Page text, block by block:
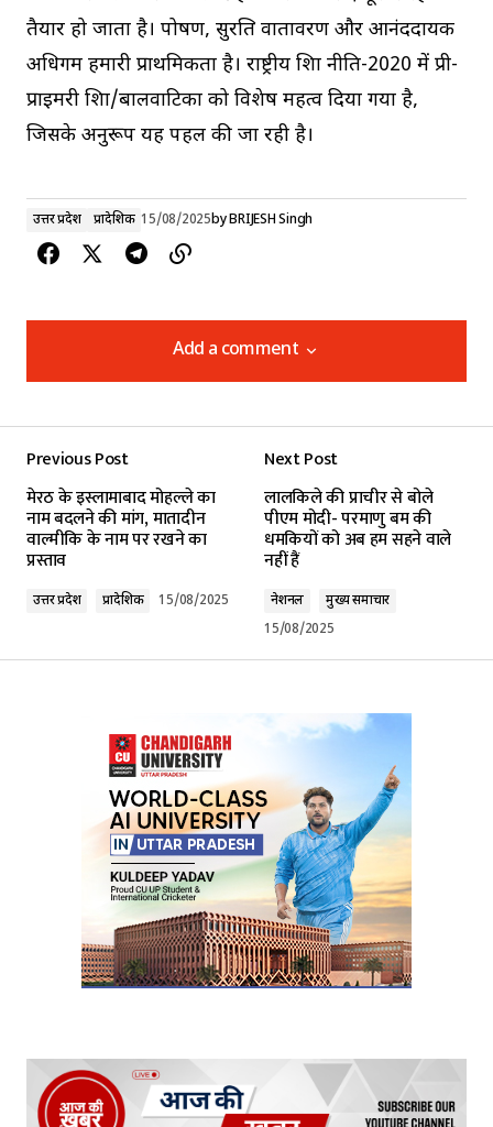
तैयार हो जाता है। पोषण, सुरक्षित वातावरण और आनंददायक
अधिगम हमारी प्राथमिकता है। राष्ट्रीय शिक्षा नीति-2020 में प्री-
प्राइमरी शिक्षा/बालवाटिका को विशेष महत्व दिया गया है,
जिसके अनुरूप यह पहल की जा रही है।
उत्तर प्रदेश प्रादेशिक 15/08/2025byBRIJESH Singh
Add a comment
Add a comment
Required fields are marked*
Comment
Your E-mail*
Submit Comment
Previous Post
मेरठ के इस्लामाबाद मोहल्ले का
नाम बदलने की मांग, मातादीन
वाल्मीकि के नाम पर रखने का
प्रस्ताव
उत्तर प्रदेश प्रादेशिक 15/08/2025
Next Post
लालकिले की प्राचीर से बोले
पीएम मोदी- परमाणु बम की
धमकियों को अब हम सहने वाले
नहीं हैं
नेशनल
मुख्य समाचार
15/08/2025